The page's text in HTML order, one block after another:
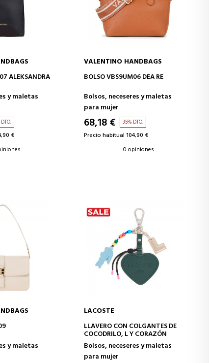
CESTA
ALEKSANDRA
y maletas
€
AÑADIR A LA CESTA
VALENTINO HANDBAGS
BOLSO VBS9UM06 DEA RE
Bolsos, neceseres y maletas
para mujer
68,18 € 35% DTO.
Precio habitual 104,90 €
0 opiniones
CESTA
y maletas
AÑADIR A LA CESTA
LACOSTE
LLAVERO CON COLGANTES DE
COCODRILO, L Y CORAZÓN
Bolsos, neceseres y maletas
para mujer